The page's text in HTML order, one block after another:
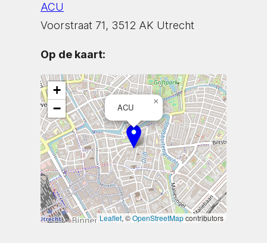
ACU
Voorstraat 71, 3512 AK Utrecht
Op de kaart:
ACU
×
+
−
Leaflet, ©OpenStreetMapcontributors